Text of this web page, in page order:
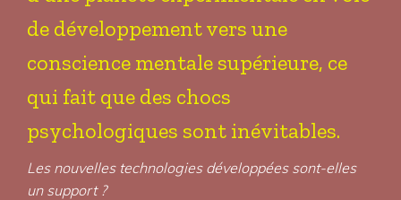
de développement vers une
conscience mentale supérieure, ce
qui fait que des chocs
psychologiques sont inévitables.
Les nouvelles technologies développées sont-elles
un support ?